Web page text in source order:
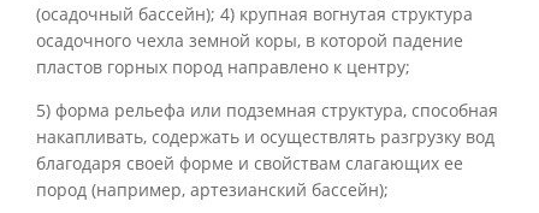
(осадочный бассейн); 4) крупная вогнутая структура
осадочного чехла земной коры, в которой падение
пластов горных пород направлено к центру;
5) форма рельефа или подземная структура, способная
накапливать, содержать и осуществлять разгрузку вод
благодаря своей форме и свойствам слагающих ее
пород (например, артезианский бассейн);